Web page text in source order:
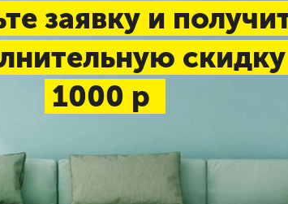
заявку и
скидку
1000 р